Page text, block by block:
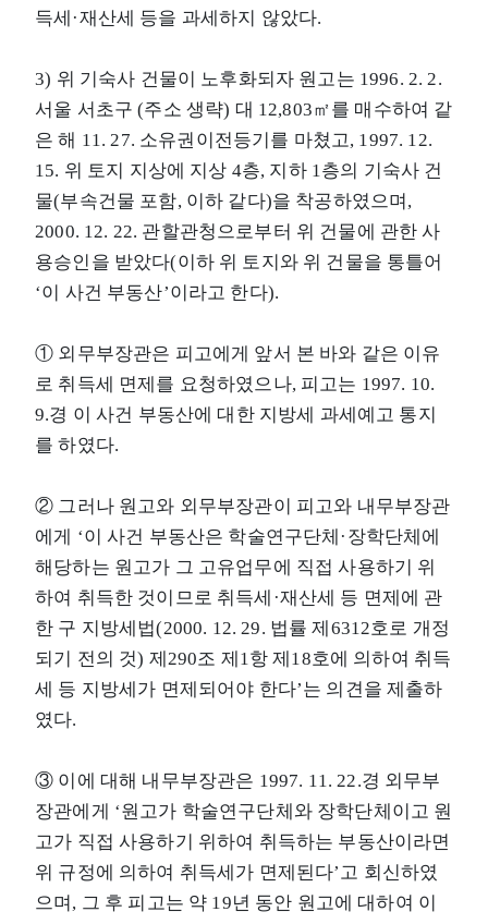
득세·재산세 등을 과세하지 않았다.
3) 위 기숙사 건물이 노후화되자 원고는 1996. 2. 2.
서울 서초구 (주소 생략) 대 12,803㎡를 매수하여 같
은 해 11. 27. 소유권이전등기를 마쳤고, 1997. 12.
15. 위 토지 지상에 지상 4층, 지하 1층의 기숙사 건
물(부속건물 포함, 이하 같다)을 착공하였으며,
2000. 12. 22. 관할관청으로부터 위 건물에 관한 사
용승인을 받았다(이하 위 토지와 위 건물을 통틀어
‘이 사건 부동산’이라고 한다).
① 외무부장관은 피고에게 앞서 본 바와 같은 이유
로 취득세 면제를 요청하였으나, 피고는 1997. 10.
9.경 이 사건 부동산에 대한 지방세 과세예고 통지
를 하였다.
② 그러나 원고와 외무부장관이 피고와 내무부장관
에게 ‘이 사건 부동산은 학술연구단체·장학단체에
해당하는 원고가 그 고유업무에 직접 사용하기 위
하여 취득한 것이므로 취득세·재산세 등 면제에 관
한 구 지방세법(2000. 12. 29. 법률 제6312호로 개정
되기 전의 것) 제290조 제1항 제18호에 의하여 취득
세 등 지방세가 면제되어야 한다’는 의견을 제출하
였다.
③ 이에 대해 내무부장관은 1997. 11. 22.경 외무부
장관에게 ‘원고가 학술연구단체와 장학단체이고 원
고가 직접 사용하기 위하여 취득하는 부동산이라면
위 규정에 의하여 취득세가 면제된다’고 회신하였
으며, 그 후 피고는 약 19년 동안 원고에 대하여 이